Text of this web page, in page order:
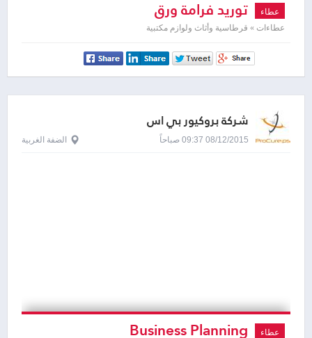
عطاء توريد فرامة ورق
عطاءات » قرطاسية وأثاث ولوازم مكتبية
شركة بروكيور بي اس
08/12/2015 09:37 صباحاً الضفة الغربية
عطاء